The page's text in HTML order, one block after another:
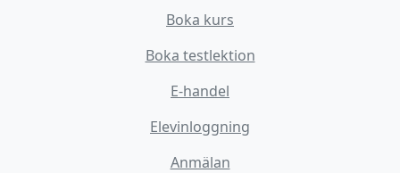
Boka kurs
Boka testlektion
E-handel
Elevinloggning
Anmälan